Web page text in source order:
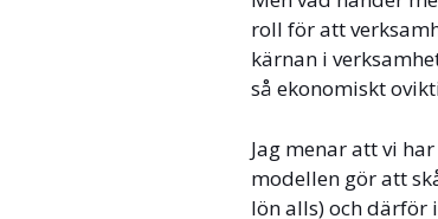
roll för att
kärnan i
så ekonomiskt
Jag menar att vi
modellen gör att
lön alls) och därför